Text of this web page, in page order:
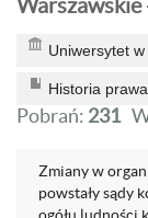
Warszawskie
Uniwersytet w
Historia
Pobrań: 231
Zmiany w
powstały sądy